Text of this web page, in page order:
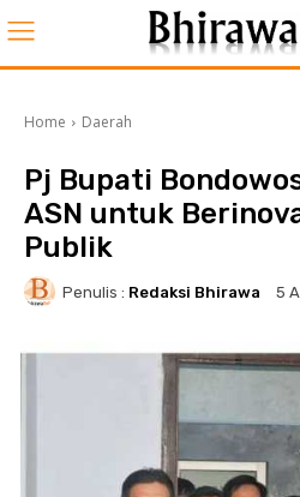
Home Daerah
Pj Bupati
ASN untuk
Publik
Penulis : Redaksi Bhirawa 5